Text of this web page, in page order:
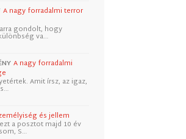
A nagy forradalmi terror
gondolt, hogy
va…
A nagy forradalmi
Amit írsz, az igaz,
és jellem
a posztot majd 10 év
S…